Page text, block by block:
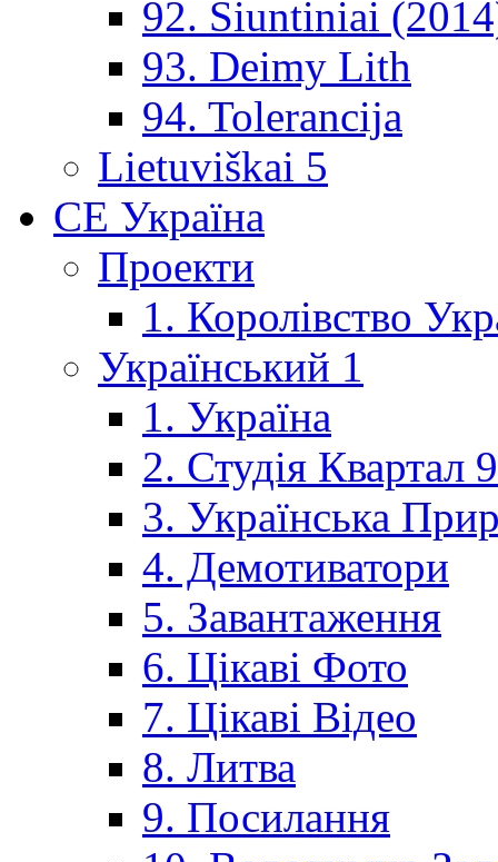
92. Siuntiniai
93. Deimy Lith
94. Tolerancija
Lietuviškai 5
CE Україна
Проекти
1. Королівство
Український 1
1. Україна
2. Студія Квартал
3. Українська
4. Демотиватори
5. Завантаження
6. Цікаві Фото
7. Цікаві Відео
8. Литва
9. Посилання